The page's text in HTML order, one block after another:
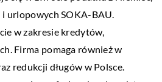
i urlopowych SOKA-BAU.
w zakresie kredytów,
Firma pomaga również w
redukcji długów w Polsce.